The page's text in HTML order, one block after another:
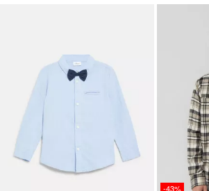
-43%